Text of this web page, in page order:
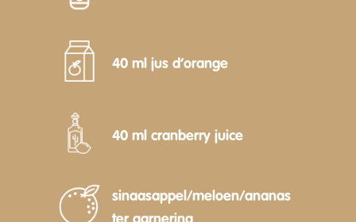
40 ml jus d’orange
40 ml cranberry juice
sinaasappel/meloen/ananas